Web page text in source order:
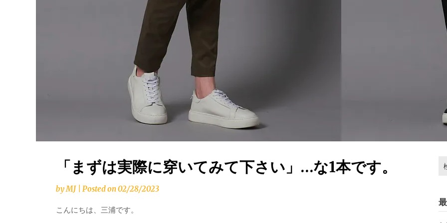
「まずは実際に穿いてみて下さい」…な1本です。
byMJ Posted on02/28/2023
こんにちは、三浦です。
検
索: